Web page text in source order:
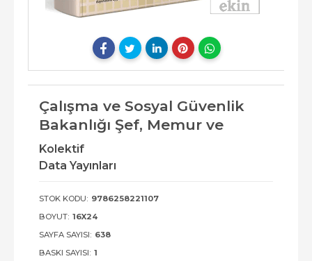
Çalışma ve Sosyal Güvenlik
Bakanlığı Şef, Memur ve
Kolektif
Data Yayınları
STOK KODU: 9786258221107
BOYUT: 16X24
SAYFA SAYISI: 638
BASKI SAYISI: 1